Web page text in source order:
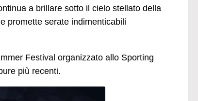
a brillare sotto il cielo stellato della
promette serate indimenticabili
Festival organizzato allo Sporting
più recenti.